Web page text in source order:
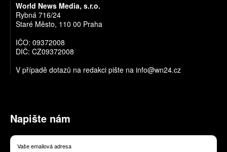
World News Media, s.r.o.
Rybná 716/24
Staré Město, 110 00 Praha
IČO: 09372008
DIČ: CZ09372008
V případě dotazů na redakci pište na info@wn24.cz
Napište nám